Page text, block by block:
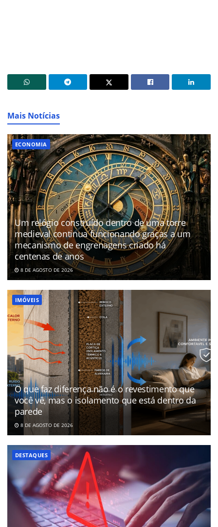
Mais Notícias
ECONOMIA
Um relógio construído dentro de uma torre
medieval continua funcionando graças a um
mecanismo de engrenagens criado há
centenas de anos
8 DE AGOSTO DE 2026
IMÓVEIS
O que faz diferença não é o revestimento que
você vê, mas o isolamento que está dentro da
parede
8 DE AGOSTO DE 2026
DESTAQUES